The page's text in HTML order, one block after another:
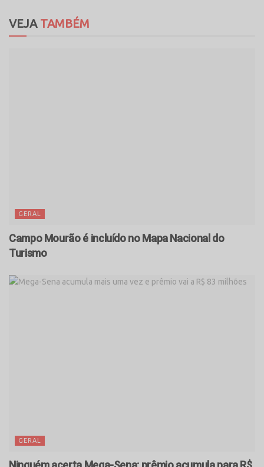
VEJATAMBÉM
GERAL
Campo Mourão é incluído no Mapa Nacional do
Turismo
GERAL